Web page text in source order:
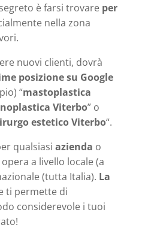
è farsi trovare per
nella zona
nuovi clienti, dovrà
posizione su Google
“mastoplastica
Viterbo” o
estetico Viterbo“.
qualsiasi azienda o
opera a livello locale (a
(tutta Italia). La
ti permette di
considerevole i tuoi